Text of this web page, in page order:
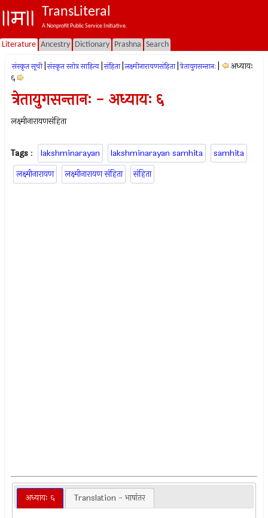
TransLiteral
A Nonprofit Public Service Initiative.
Literature Ancestry Dictionary Prashna Search
संस्कृत सूची संस्कृत स्तोत्र साहित्य संहिता लक्ष्मीनारायणसंहिता त्रेतायुगसन्तानः
अध्यायः
६
त्रेतायुगसन्तानः - अध्यायः ६
लक्ष्मीनारायणसंहिता
Tags : lakshminarayan lakshminarayan samhita
samhita
लक्ष्मीनारायण
लक्ष्मीनारायण संहिता संहिता
अध्यायः ६ Translation - भाषांतर